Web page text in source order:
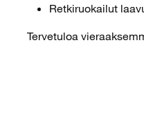
Retkiruokailut
Tervetuloa